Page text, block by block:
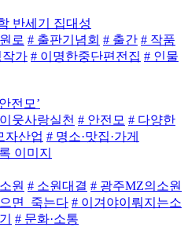
로 # 출판기념회
가 # 이명한중단편전집 # 인물
웃사랑실천
자산업 # 명소·맛집·가게
원
면_죽는다 # 이겨야이뤄지는소
# 문화·소통